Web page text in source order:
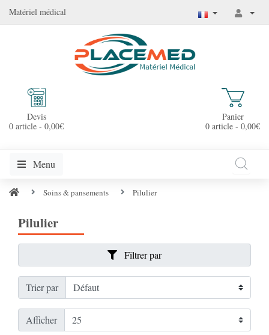
Matériel médical
Devis
0 article - 0,00€
Panier
0 article - 0,00€
Menu
Soins & pansements Pilulier
Pilulier
Filtrer par
Trier par
Afficher